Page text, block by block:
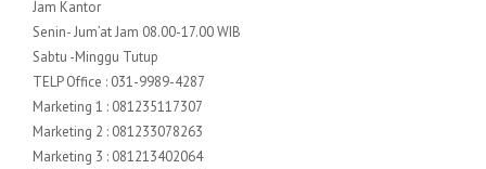
Jam Kantor
Senin- Jum’at Jam 08.00-17.00 WIB
Sabtu -Minggu Tutup
TELP Office : 031-9989-4287
Marketing 1 : 081235117307
Marketing 2 : 081233078263
Marketing 3 : 081213402064